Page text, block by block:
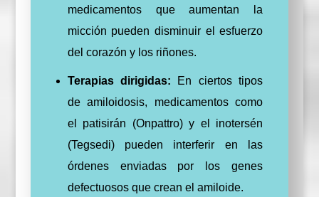
medicamentos que aumentan la
micción pueden disminuir el esfuerzo
del corazón y los riñones.
Terapias dirigidas: En ciertos tipos
de amiloidosis, medicamentos como
el patisirán (Onpattro) y el inotersén
(Tegsedi) pueden interferir en las
órdenes enviadas por los genes
defectuosos que crean el amiloide.